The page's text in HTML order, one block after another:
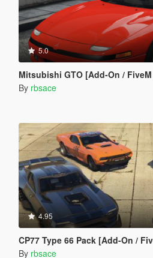
5.0
Mitsubishi GTO [Add-On / FiveM |
By rbsace
4.95
CP77 Type 66 Pack [Add-On /
By rbsace